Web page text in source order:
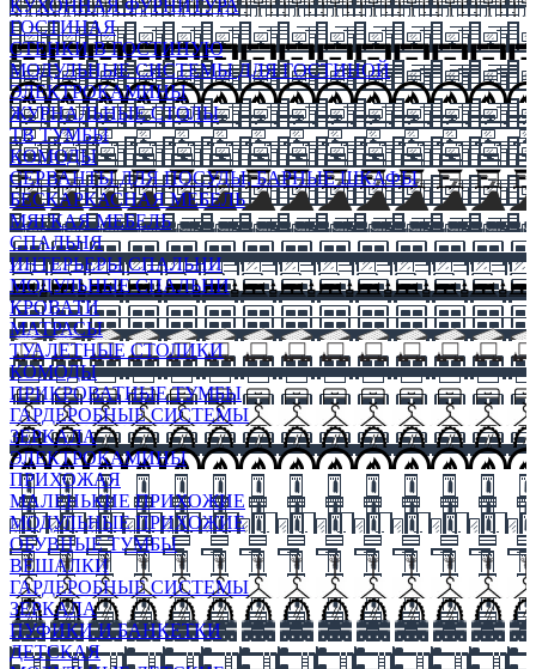
КУХОННАЯ ФУРНИТУРА
ГОСТИНАЯ
СТЕНКИ В ГОСТИНУЮ
МОДУЛЬНЫЕ СИСТЕМЫ ДЛЯ ГОСТИНОЙ
ЭЛЕКТРОКАМИНЫ
ЖУРНАЛЬНЫЕ СТОЛЫ
ТВ ТУМБЫ
КОМОДЫ
СЕРВАНТЫ ДЛЯ ПОСУДЫ, БАРНЫЕ ШКАФЫ
БЕСКАРКАСНАЯ МЕБЕЛЬ
МЯГКАЯ МЕБЕЛЬ
СПАЛЬНЯ
ИНТЕРЬЕРЫ СПАЛЬНИ
МОДУЛЬНЫЕ СПАЛЬНИ
КРОВАТИ
МАТРАСЫ
ТУАЛЕТНЫЕ СТОЛИКИ
КОМОДЫ
ПРИКРОВАТНЫЕ ТУМБЫ
ГАРДЕРОБНЫЕ СИСТЕМЫ
ЗЕРКАЛА
ЭЛЕКТРОКАМИНЫ
ПРИХОЖАЯ
МАЛЕНЬКИЕ ПРИХОЖИЕ
МОДУЛЬНЫЕ ПРИХОЖИЕ
ОБУВНЫЕ ТУМБЫ
ВЕШАЛКИ
ГАРДЕРОБНЫЕ СИСТЕМЫ
ЗЕРКАЛА
ПУФИКИ И БАНКЕТКИ
ДЕТСКАЯ